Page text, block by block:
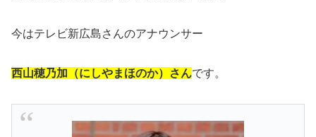
今はテレビ新広島さんのアナウンサー
西山穂乃加（にしやまほのか）さんです。